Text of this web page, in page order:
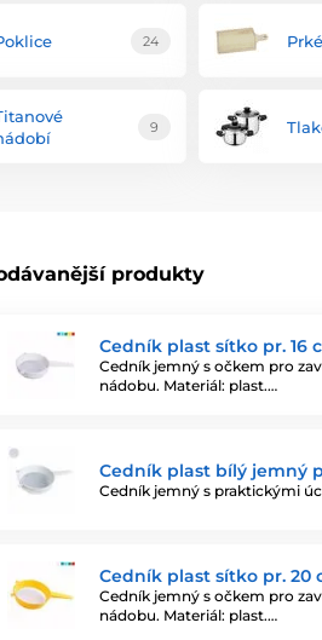
24
9
produkty
Cedník plast sítko pr. 16
Cedník jemný s očkem pro
nádobu. Materiál: plast.…
Cedník plast bílý jemný
Cedník jemný s praktickými
Cedník plast sítko pr. 20
Cedník jemný s očkem pro
nádobu. Materiál: plast.…